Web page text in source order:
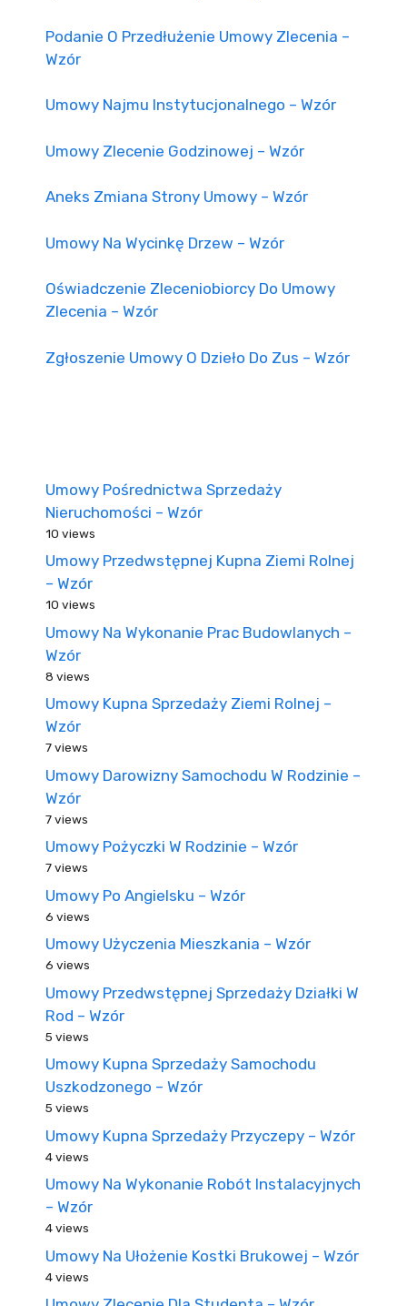
Podanie O Przedłużenie Umowy Zlecenia –
Wzór
Umowy Najmu Instytucjonalnego – Wzór
Umowy Zlecenie Godzinowej – Wzór
Aneks Zmiana Strony Umowy – Wzór
Umowy Na Wycinkę Drzew – Wzór
Oświadczenie Zleceniobiorcy Do Umowy
Zlecenia – Wzór
Zgłoszenie Umowy O Dzieło Do Zus – Wzór
Umowy Pośrednictwa Sprzedaży
Nieruchomości – Wzór
10 views
Umowy Przedwstępnej Kupna Ziemi Rolnej
– Wzór
10 views
Umowy Na Wykonanie Prac Budowlanych –
Wzór
8 views
Umowy Kupna Sprzedaży Ziemi Rolnej –
Wzór
7 views
Umowy Darowizny Samochodu W Rodzinie –
Wzór
7 views
Umowy Pożyczki W Rodzinie – Wzór
7 views
Umowy Po Angielsku – Wzór
6 views
Umowy Użyczenia Mieszkania – Wzór
6 views
Umowy Przedwstępnej Sprzedaży Działki W
Rod – Wzór
5 views
Umowy Kupna Sprzedaży Samochodu
Uszkodzonego – Wzór
5 views
Umowy Kupna Sprzedaży Przyczepy – Wzór
4 views
Umowy Na Wykonanie Robót Instalacyjnych
– Wzór
4 views
Umowy Na Ułożenie Kostki Brukowej – Wzór
4 views